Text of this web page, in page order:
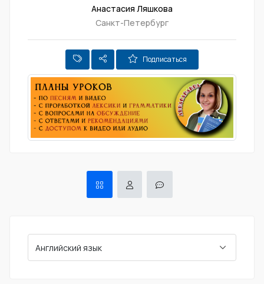
Анастасия Ляшкова
Санкт-Петербург
Подписаться